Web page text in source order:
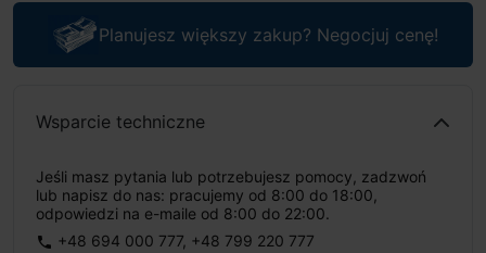
Planujesz większy zakup? Negocjuj cenę!
Wsparcie techniczne
Jeśli masz pytania lub potrzebujesz pomocy, zadzwoń
lub napisz do nas: pracujemy od 8:00 do 18:00,
odpowiedzi na e-maile od 8:00 do 22:00.
phone +48 694 000 777, +48 799 220 777